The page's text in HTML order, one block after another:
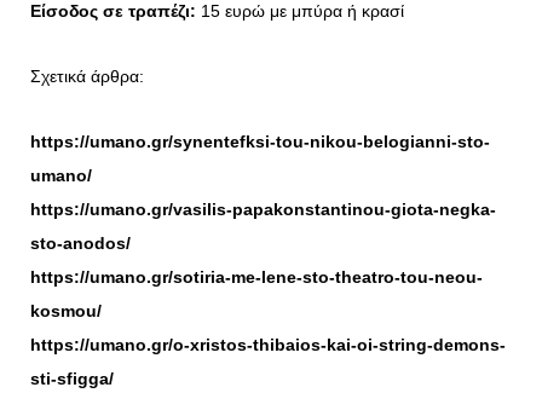
Είσοδος σε τραπέζι: 15 ευρώ με μπύρα ή κρασί
Σχετικά άρθρα:
https://umano.gr/synentefksi-tou-nikou-belogianni-sto-
umano/
https://umano.gr/vasilis-papakonstantinou-giota-negka-
sto-anodos/
https://umano.gr/sotiria-me-lene-sto-theatro-tou-neou-
kosmou/
https://umano.gr/o-xristos-thibaios-kai-oi-string-demons-
sti-sfigga/